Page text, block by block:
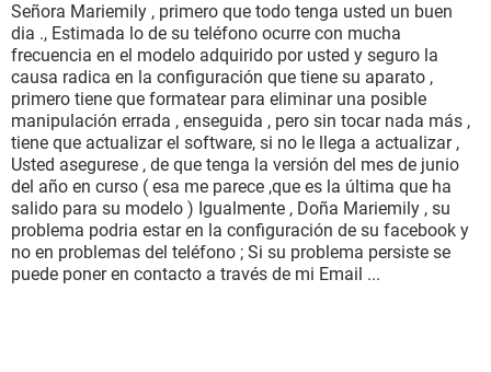
Señora Mariemily , primero que todo tenga usted un buen
dia ., Estimada lo de su teléfono ocurre con mucha
frecuencia en el modelo adquirido por usted y seguro la
causa radica en la configuración que tiene su aparato ,
primero tiene que formatear para eliminar una posible
manipulación errada , enseguida , pero sin tocar nada más ,
tiene que actualizar el software, si no le llega a actualizar ,
Usted asegurese , de que tenga la versión del mes de junio
del año en curso ( esa me parece ,que es la última que ha
salido para su modelo ) Igualmente , Doña Mariemily , su
problema podria estar en la configuración de su facebook y
no en problemas del teléfono ; Si su problema persiste se
puede poner en contacto a través de mi Email ...